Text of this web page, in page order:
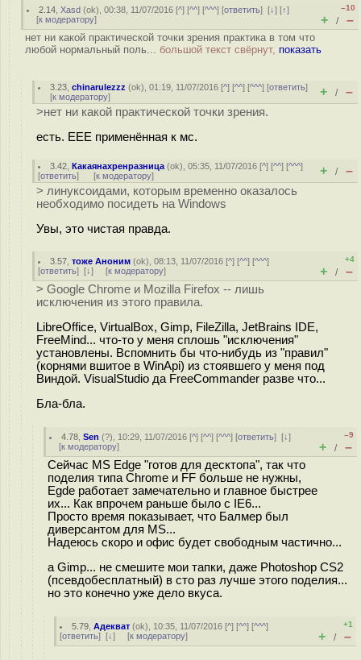
2.14 ,Xasd (ok), 00:38, 11/07/2016 [^] [^^] [^^^] [ответить][↓] [↑]
[к модератору]
–10
+ / –
нет ни какой практической точки зрения практика в том что
любой нормальный поль... большой текст свёрнут, показать
3.23 ,chinarulezzz (ok), 01:19, 11/07/2016 [^] [^^] [^^^] [ответить]
[к модератору] + / –
>нет ни какой практической точки зрения.
есть. EEE применённая к мс.
3.42 ,Какаянахренразница (ok), 05:35, 11/07/2016 [^] [^^] [^^^]
[ответить] [к модератору] + / –
> линуксоидами, которым временно оказалось
необходимо посидеть на Windows
Увы, это чистая правда.
3.57 ,тоже Аноним (ok), 08:13, 11/07/2016 [^] [^^] [^^^]
[ответить] [↓] [к модератору]
+4
+ / –
> Google Chrome и Mozilla Firefox -- лишь
исключения из этого правила.
LibreOffice, VirtualBox, Gimp, FileZilla, JetBrains IDE,
FreeMind... что-то у меня сплошь "исключения"
установлены. Вспомнить бы что-нибудь из "правил"
(корнями вшитое в WinApi) из стоявшего у меня под
Виндой. VisualStudio да FreeCommander разве что...
Бла-бла.
4.78 ,Sen (?), 10:29, 11/07/2016 [^] [^^] [^^^] [ответить][↓]
[к модератору]
–9
+ / –
Сейчас MS Edge "готов для десктопа", так что
поделия типа Chrome и FF больше не нужны,
Egde работает замечательно и главное быстрее
их... Как впрочем раньше было с IE6...
Просто время показывает, что Балмер был
диверсантом для MS...
Надеюсь скоро и офис будет свободным частично...
а Gimp... не смешите мои тапки, даже Photoshop CS2
(псевдобесплатный) в сто раз лучше этого поделия...
но это конечно уже дело вкуса.
5.79 ,Адекват (ok), 10:35, 11/07/2016 [^] [^^] [^^^]
[ответить] [↓] [к модератору]
+1
+ / –